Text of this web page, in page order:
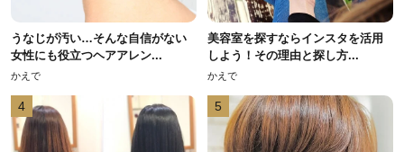
うなじが汚い…そんな自信がない
女性にも役立つヘアアレン...
かえで
美容室を探すならインスタを活用
しよう！その理由と探し方...
かえで
4 5